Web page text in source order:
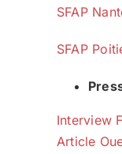
SFAP
SFAP
Interview
Article